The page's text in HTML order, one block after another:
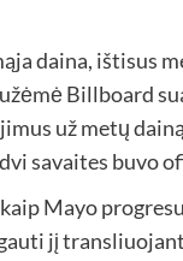
daina, ištisus
Billboard
už metų
savaites buvo
Mayo
jį transliuojant